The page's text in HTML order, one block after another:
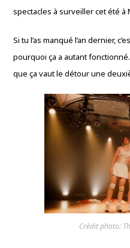
spectacles à surveiller cet été à
Si tu l’as manqué l’an dernier,
pourquoi ça a autant
que ça vaut le détour une
Crédit photo: